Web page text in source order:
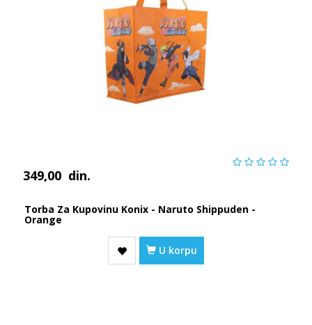
349,00 din.
Torba Za Kupovinu Konix - Naruto Shippuden -
Orange
U korpu